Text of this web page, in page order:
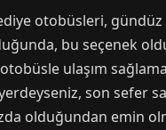
otobüsleri,
bu seçenek
otobüsle ulaşım
son
olduğundan emin